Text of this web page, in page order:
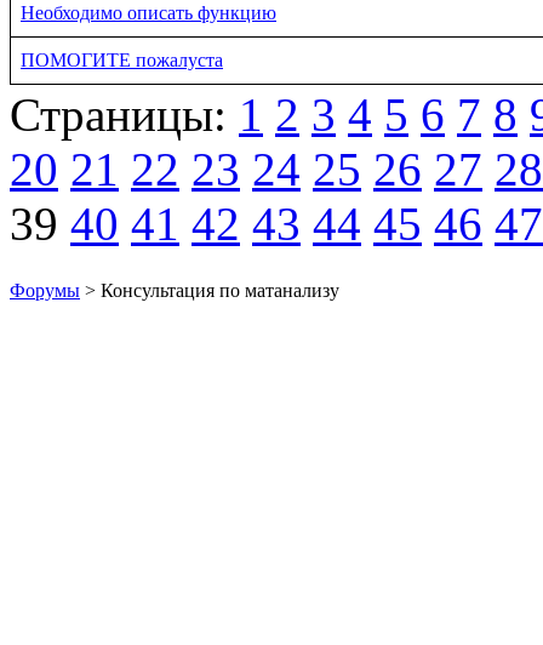
Необходимо описать функцию
ПОМОГИТЕ пожалуста
Страницы: 1 2 3 4 5 6 7 8
20 21 22 23 24 25 26 27 28
39 40 41 42 43 44 45 46 47
Форумы > Консультация по матанализу